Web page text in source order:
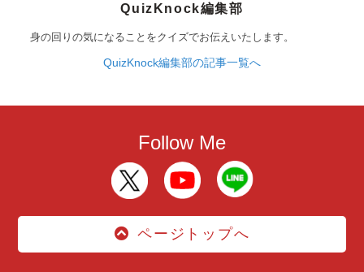
QuizKnock編集部
身の回りの気になることをクイズでお伝えいたします。
QuizKnock編集部の記事一覧へ
Follow Me
ページトップへ